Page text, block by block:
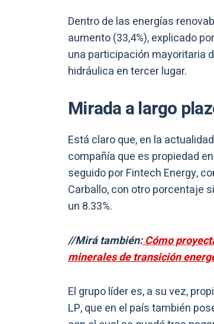
Dentro de las energías
aumento (33,4%), explicado
una participación mayoritaria
hidráulica en tercer lugar.
Mirada a largo
Está claro que, en la
compañía que es propiedad
seguido por Fintech Energy,
Carballo, con otro porcentaje
un 8.33%.
//Mirá también:Cómo
minerales de transición
El grupo líder es, a su vez,
LP, que en el país también